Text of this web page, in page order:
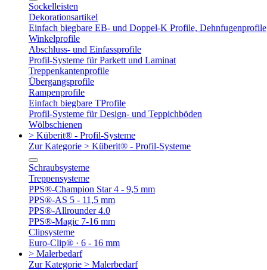
Sockelleisten
Dekorationsartikel
Einfach biegbare EB- und Doppel-K Profile, Dehnfugenprofile
Winkelprofile
Abschluss- und Einfassprofile
Profil-Systeme für Parkett und Laminat
Treppenkantenprofile
Übergangsprofile
Rampenprofile
Einfach biegbare TProfile
Profil-Systeme für Design- und Teppichböden
Wölbschienen
> Küberit® - Profil-Systeme
Zur Kategorie > Küberit® - Profil-Systeme
Schraubsysteme
Treppensysteme
PPS®-Champion Star 4 - 9,5 mm
PPS®-AS 5 - 11,5 mm
PPS®-Allrounder 4.0
PPS®-Magic 7-16 mm
Clipsysteme
Euro-Clip® · 6 - 16 mm
> Malerbedarf
Zur Kategorie > Malerbedarf